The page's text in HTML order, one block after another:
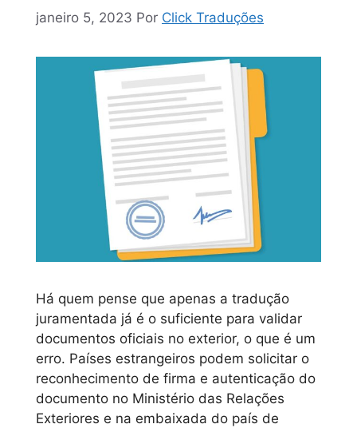
janeiro 5, 2023 Por Click Traduções
Há quem pense que apenas a tradução
juramentada já é o suficiente para validar
documentos oficiais no exterior, o que é um
erro. Países estrangeiros podem solicitar o
reconhecimento de firma e autenticação do
documento no Ministério das Relações
Exteriores e na embaixada do país de